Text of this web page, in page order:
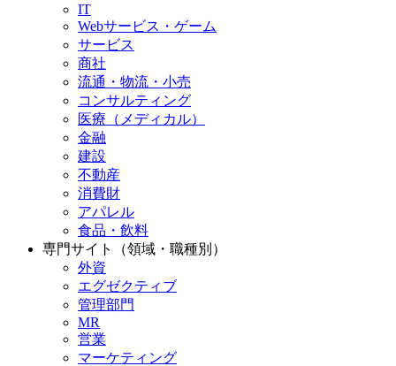
IT
Webサービス・ゲーム
サービス
商社
流通・物流・小売
コンサルティング
医療（メディカル）
金融
建設
不動産
消費財
アパレル
食品・飲料
専門サイト（領域・職種別）
外資
エグゼクティブ
管理部門
MR
営業
マーケティング